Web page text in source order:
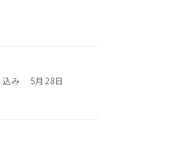
込み 5月28日